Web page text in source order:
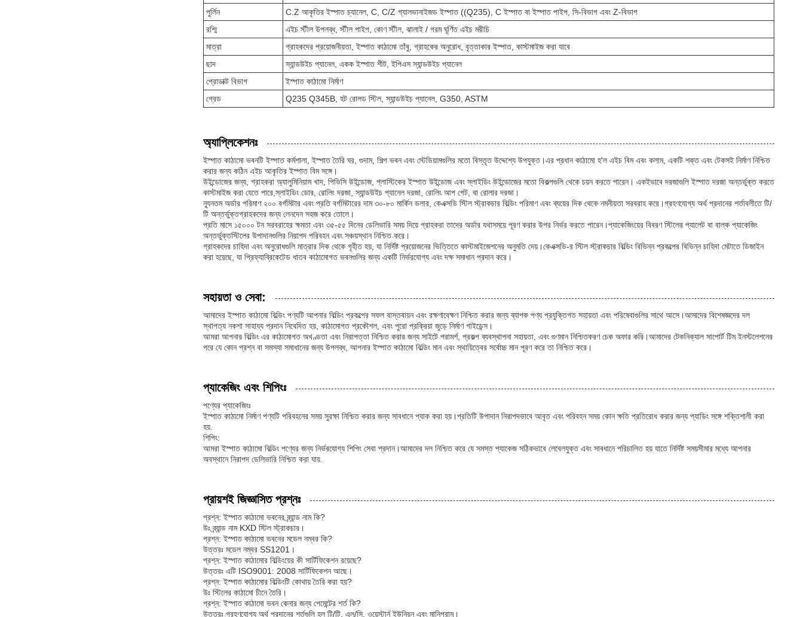
পুর্লিন
C.Z আকৃতির ইস্পাত চ্যানেল, C, C/Z গ্যালভানাইজড ইস্পাত ((Q235), C ইস্পাত বা ইস্পাত পাইপ, সি-বিভাগ এবং Z-বিভাগ
রশ্মি
এইচ স্টীল উপলব্ধ, স্টীল পাইপ, কোণ স্টীল, ঝালাই / গরম ঘূর্ণিত এইচ মরীচি
মাত্রা
গ্রাহকদের প্রয়োজনীয়তা, ইস্পাত কাঠামো তাঁবু, গ্রাহকের অনুরোধ, বৃত্তাকার ইস্পাত, কাস্টমাইজ করা যাবে
ছাদ
স্যান্ডউইচ প্যানেল, একক ইস্পাত শীট, ইপিএস স্যান্ডউইচ প্যানেল
প্রোডাক্ট বিভাগ
ইস্পাত কাঠামো নির্মাণ
গ্রেড
Q235 Q345B, হট রোলড স্টিল, স্যান্ডউইচ প্যানেল, G350, ASTM
অ্যাপ্লিকেশনঃ
ইস্পাত কাঠামো ভবনটি ইস্পাত কর্মশালা, ইস্পাত তৈরি ঘর, গুদাম, শিল্প ভবন এবং স্টেডিয়ামগুলির মতো বিস্তৃত উদ্দেশ্যে উপযুক্ত।এর প্রধান কাঠামো হ'ল এইচ বিম এবং কলাম, একটি শক্ত এবং টেকসই নির্মাণ নিশ্চিত
করার জন্য কঠিন এইচ আকৃতির ইস্পাত বিম সঙ্গে।
উইন্ডোজের জন্য, গ্রাহকরা অ্যালুমিনিয়াম খাদ, পিভিসি উইন্ডোজ, প্লাস্টিকের ইস্পাত উইন্ডোজ এবং স্লাইডিং উইন্ডোজের মতো বিকল্পগুলি থেকে চয়ন করতে পারেন। একইভাবে দরজাগুলি ইস্পাত দরজা অন্তর্ভুক্ত করতে
কাস্টমাইজ করা যেতে পারে,স্লাইডিং ডোর, রোলিং দরজা, স্যান্ডউইচ প্যানেল দরজা, রোলিং আপ গেট, বা রোলার দরজা।
ন্যূনতম অর্ডার পরিমাণ ২০০ বর্গমিটার এবং প্রতি বর্গমিটারের দাম ৩০-৮০ মার্কিন ডলার, কেএক্সডি স্টিল স্ট্রাকচার বিল্ডিং পরিমাণ এবং ব্যয়ের দিক থেকে নমনীয়তা সরবরাহ করে।গ্রহণযোগ্য অর্থ প্রদানের শর্তাবলীতে টি/
টি অন্তর্ভুক্তগ্রাহকদের জন্য লেনদেন সহজ করে তোলে।
প্রতি মাসে ১৫০০০ টন সরবরাহের ক্ষমতা এবং ৩৫-৫৫ দিনের ডেলিভারি সময় দিয়ে গ্রাহকরা তাদের অর্ডার যথাসময়ে পূরণ করার উপর নির্ভর করতে পারেন।প্যাকেজিংয়ের বিবরণ স্টিলের প্যালেট বা বাল্ক প্যাকেজিং
অন্তর্ভুক্তস্টিলের উপাদানগুলির নিরাপদ পরিবহন এবং সঞ্চয়স্থান নিশ্চিত করে।
গ্রাহকদের চাহিদা এবং অনুরোধগুলি মাত্রার দিক থেকে গৃহীত হয়, যা নির্দিষ্ট প্রয়োজনের ভিত্তিতে কাস্টমাইজেশনের অনুমতি দেয়।কেএক্সডি-র স্টিল স্ট্রাকচার বিল্ডিং বিভিন্ন প্রকল্পের বিভিন্ন চাহিদা মেটাতে ডিজাইন
করা হয়েছে, যা প্রিফ্যাব্রিকেটেড ধাতব কাঠামোগত ভবনগুলির জন্য একটি নির্ভরযোগ্য এবং দক্ষ সমাধান প্রদান করে।
সহায়তা ও সেবা:
আমাদের ইস্পাত কাঠামো বিল্ডিং পণ্যটি আপনার বিল্ডিং প্রকল্পের সফল বাস্তবায়ন এবং রক্ষণাবেক্ষণ নিশ্চিত করার জন্য ব্যাপক পণ্য প্রযুক্তিগত সহায়তা এবং পরিষেবাগুলির সাথে আসে।আমাদের বিশেষজ্ঞদের দল
স্থাপত্য নকশা সাহায্য প্রদান নিবেদিত হয়, কাঠামোগত প্রকৌশল, এবং পুরো প্রক্রিয়া জুড়ে নির্মাণ গাইডেন্স।
আমরা আপনার বিল্ডিং এর কাঠামোগত অখণ্ডতা এবং নিরাপত্তা নিশ্চিত করার জন্য সাইটে পরামর্শ, প্রকল্প ব্যবস্থাপনা সহায়তা, এবং গুণমান নিশ্চিতকরণ চেক অফার করি।আমাদের টেকনিক্যাল সাপোর্ট টিম ইনস্টলেশনের
পরে যে কোন প্রশ্ন বা সমস্যা সমাধানের জন্য উপলব্ধ, আপনার ইস্পাত কাঠামো বিল্ডিং মান এবং স্থায়িত্বের সর্বোচ্চ মান পূরণ করে তা নিশ্চিত করে।
প্যাকেজিং এবং শিপিংঃ
পণ্যের প্যাকেজিংঃ
ইস্পাত কাঠামো নির্মাণ পণ্যটি পরিবহনের সময় সুরক্ষা নিশ্চিত করার জন্য সাবধানে প্যাক করা হয়।প্রতিটি উপাদান নিরাপদভাবে আবৃত এবং পরিবহন সময় কোন ক্ষতি প্রতিরোধ করার জন্য প্যাডিং সঙ্গে শক্তিশালী করা
হয়.
শিপিং:
আমরা ইস্পাত কাঠামো বিল্ডিং পণ্যের জন্য নির্ভরযোগ্য শিপিং সেবা প্রদান।আমাদের দল নিশ্চিত করে যে সমস্ত প্যাকেজ সঠিকভাবে লেবেলযুক্ত এবং সাবধানে পরিচালিত হয় যাতে নির্দিষ্ট সময়সীমার মধ্যে আপনার
অবস্থানে নিরাপদ ডেলিভারি নিশ্চিত করা যায়.
প্রায়শই জিজ্ঞাসিত প্রশ্নঃ
প্রশ্ন: ইস্পাত কাঠামো ভবনের ব্র্যান্ড নাম কি?
উঃ ব্র্যান্ড নাম KXD স্টিল স্ট্রাকচার।
প্রশ্ন: ইস্পাত কাঠামো ভবনের মডেল নম্বর কি?
উত্তরঃ মডেল নম্বর SS1201।
প্রশ্ন: ইস্পাত কাঠামোর বিল্ডিংয়ের কী সার্টিফিকেশন রয়েছে?
উত্তরঃ এটি ISO9001: 2008 সার্টিফিকেশন আছে।
প্রশ্ন: ইস্পাত কাঠামোর বিল্ডিংটি কোথায় তৈরি করা হয়?
উঃ স্টিলের কাঠামো চীনে তৈরি।
প্রশ্ন: ইস্পাত কাঠামো ভবন কেনার জন্য পেমেন্টের শর্ত কি?
উত্তরঃ গ্রহণযোগ্য অর্থ প্রদানের শর্তগুলি হল টি/টি, এল/সি, ওয়েস্টার্ন ইউনিয়ন এবং মানিগ্রাম।